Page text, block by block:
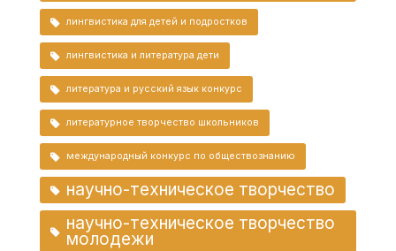
лингвистика для детей и подростков
лингвистика и литература дети
литература и русский язык конкурс
литературное творчество школьников
международный конкурс по обществознанию
научно-техническое творчество
научно-техническое творчество
молодежи